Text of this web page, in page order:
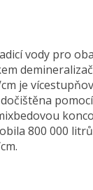
vody pro
cm je
800 000